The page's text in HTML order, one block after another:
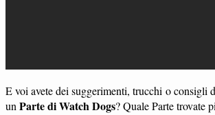
E voi avete dei suggerimenti, trucchi o consigli
un Parte di Watch Dogs? Quale Parte trovate